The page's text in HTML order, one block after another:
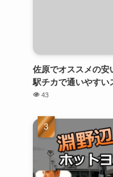
佐原でオススメの
駅チカで通いやすい
43